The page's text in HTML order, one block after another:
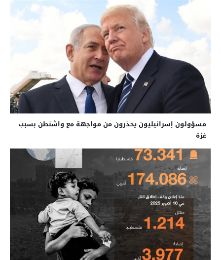
مسؤولون إسرائيليون يحذرون من مواجهة مع واشنطن بسبب
غزة